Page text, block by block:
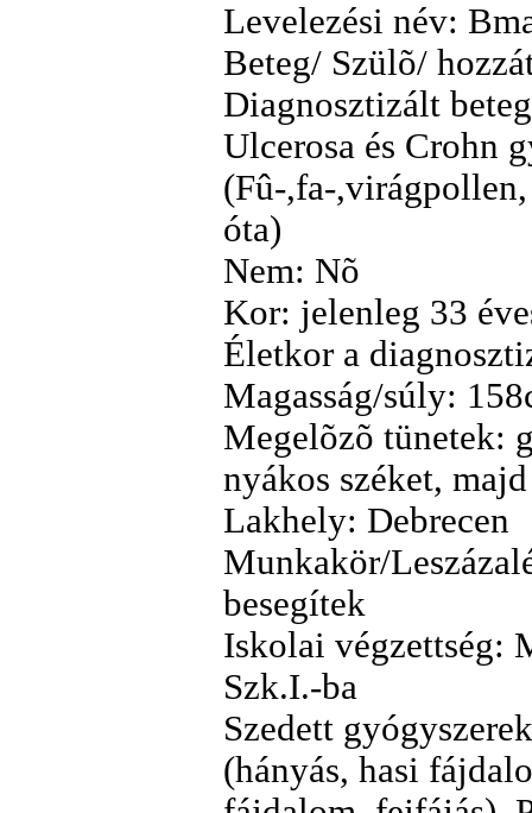
Levelezési név:
Beteg/ Szülõ/
Diagnosztizált
Ulcerosa és Crohn
(Fû-,fa-
óta)
Nem: Nõ
Kor: jelenleg 33
Életkor a
Magasság/súly:
Megelõzõ tünetek:
nyákos széket,
Lakhely: Debrecen
Munkakör/
besegítek
Iskolai végzettség:
Szk.I.-ba
Szedett
(hányás, hasi